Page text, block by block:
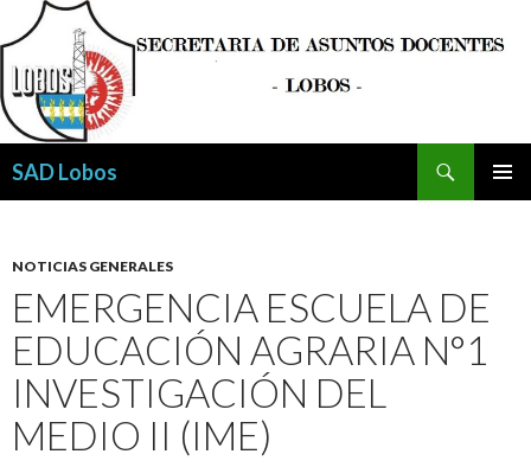
SAD Lobos
NOTICIAS GENERALES
EMERGENCIA ESCUELA DE
EDUCACIÓN AGRARIA N°1
INVESTIGACIÓN DEL
MEDIO II (IME)